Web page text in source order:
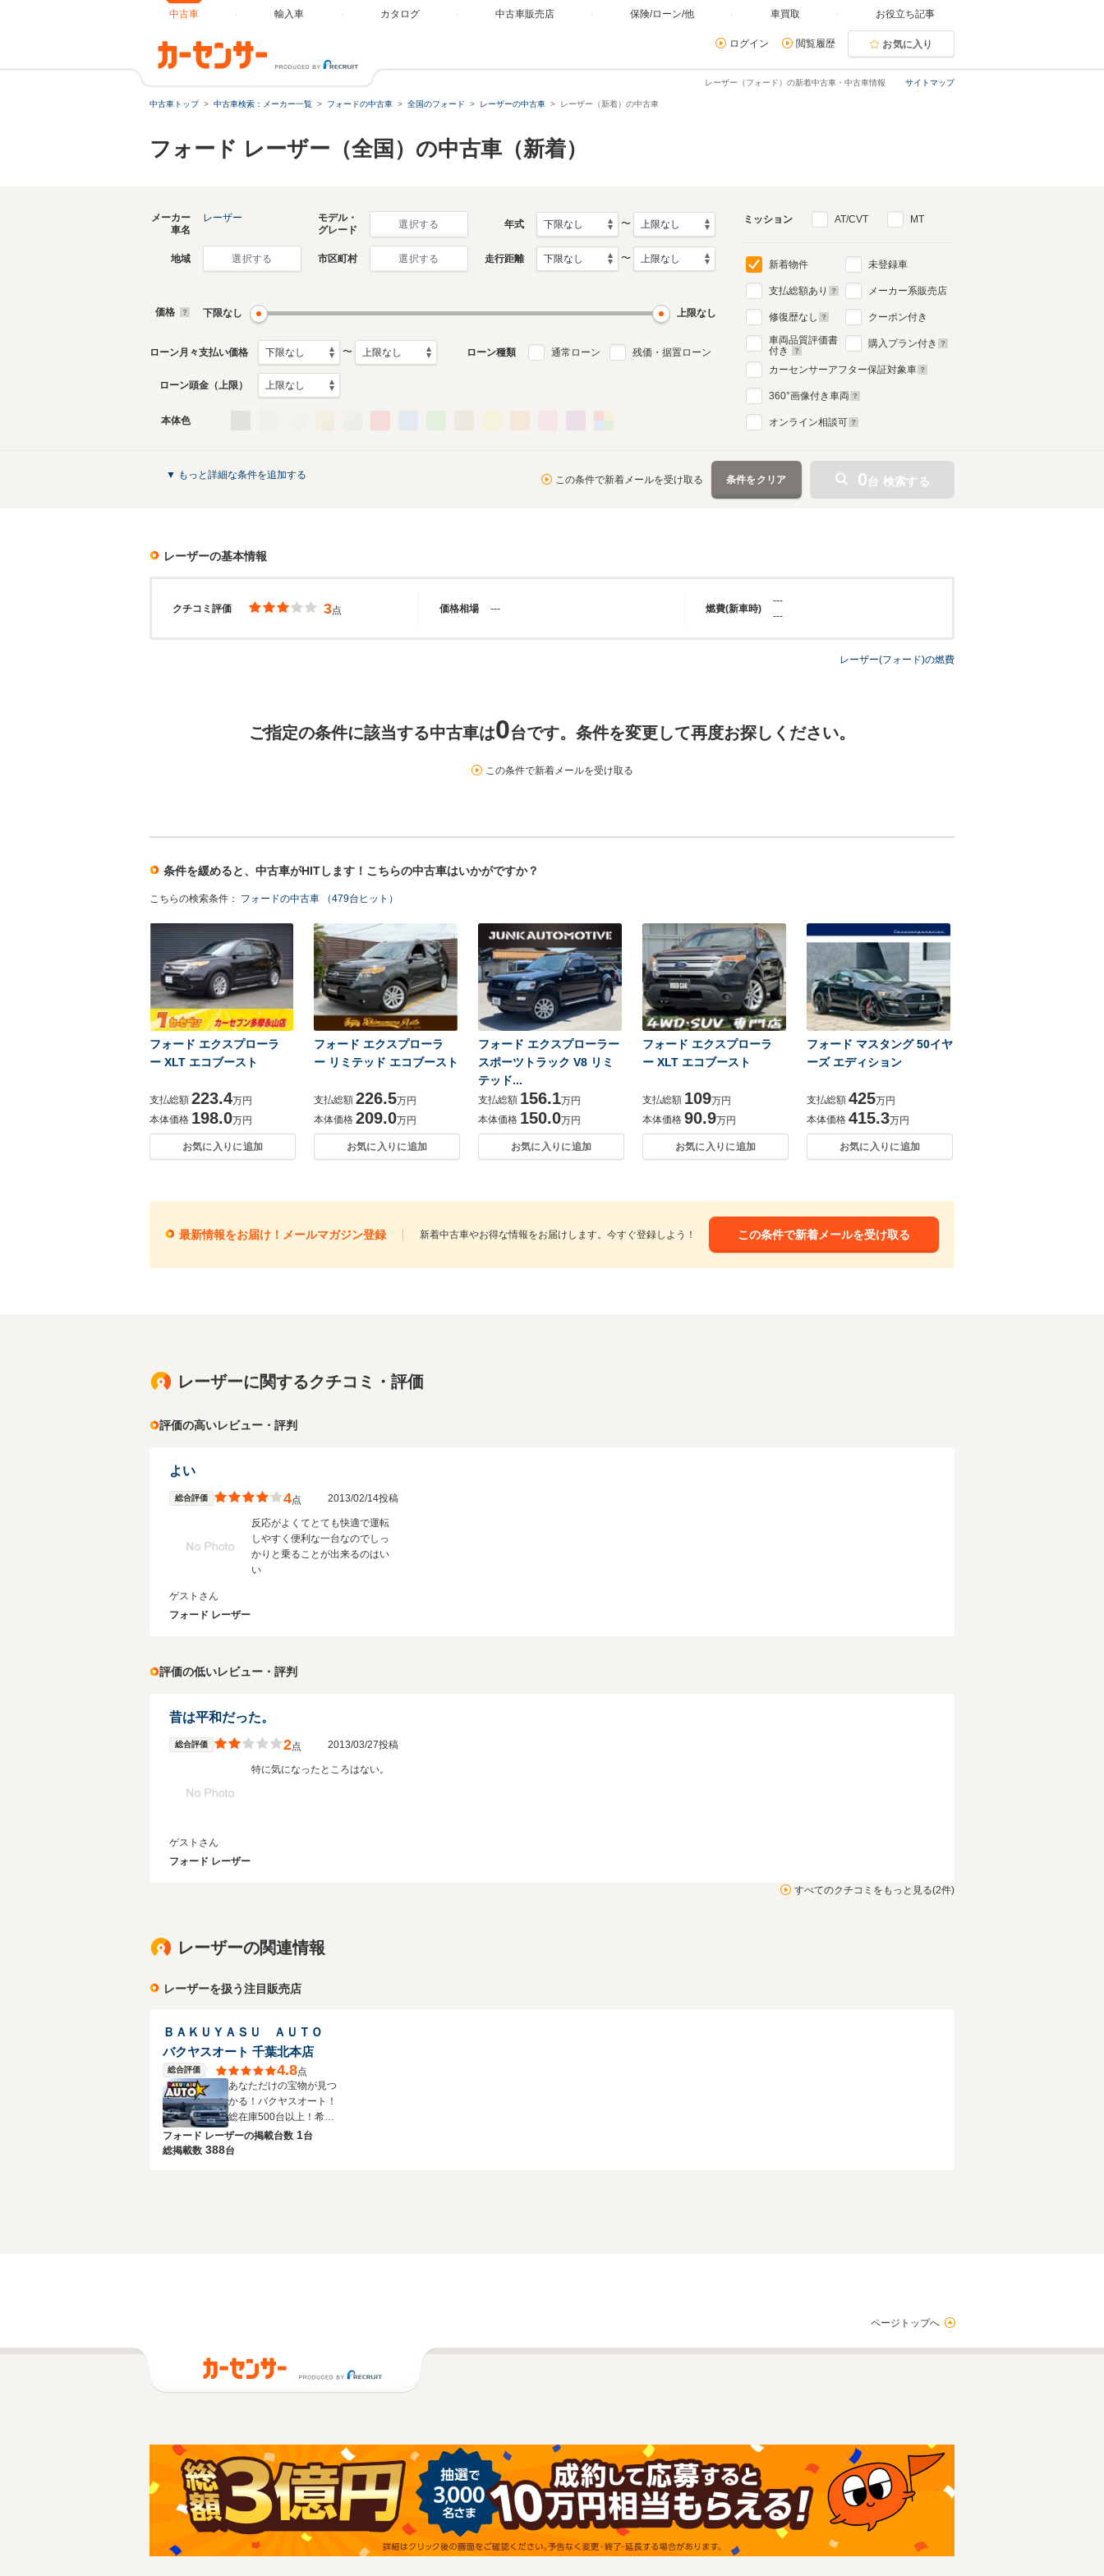
中古車 輸入車 カタログ 中古車販売店 保険/ローン/他 車買取 お役立ち記事
ログイン 閲覧履歴 お気に入り
サイトマップ
レーザー（フォード）の新着中古車・中古車情報
中古車トップ 中古車検索：メーカー一覧 フォードの中古車 全国のフォード レーザーの中古車 レーザー（新着）の中古車
フォード レーザー（全国）の中古車（新着）
メーカー
車名
レーザー
モデル・
グレード
選択する 年式 〜
地域 選択する 市区町村 選択する 走行距離 〜
価格 下限なし 上限なし
ローン月々支払い価格 〜 ローン種類 通常ローン 残価・据置ローン
ローン頭金（上限）
本体色
ミッション AT/CVT MT
新着物件
支払総額あり
修復歴なし
車両品質評価書
付き
未登録車
メーカー系販売店
クーポン付き
購入プラン付き
カーセンサーアフター保証対象車
360°画像付き車両
オンライン相談可
▼ もっと詳細な条件を追加する この条件で新着メールを受け取る 条件をクリア 0台 検索する
レーザーの基本情報
クチコミ評価 価格相場 燃費(新車時)
3点 ---
---
---
レーザー(フォード)の燃費
ご指定の条件に該当する中古車は0台です。条件を変更して再度お探しください。
この条件で新着メールを受け取る
条件を緩めると、中古車がHITします！こちらの中古車はいかがですか？
こちらの検索条件： フォードの中古車 （479台ヒット）
フォード エクスプローラ
ー XLT エコブースト
支払総額 223.4万円
本体価格 198.0万円
お気に入りに追加
フォード エクスプローラ
ー リミテッド エコブースト
支払総額 226.5万円
本体価格 209.0万円
お気に入りに追加
フォード エクスプローラー
スポーツトラック V8 リミ
テッド...
支払総額 156.1万円
本体価格 150.0万円
お気に入りに追加
フォード エクスプローラ
ー XLT エコブースト
支払総額 109万円
本体価格 90.9万円
お気に入りに追加
フォード マスタング 50イヤ
ーズ エディション
支払総額 425万円
本体価格 415.3万円
お気に入りに追加
最新情報をお届け！メールマガジン登録 新着中古車やお得な情報をお届けします。今すぐ登録しよう！ この条件で新着メールを受け取る
レーザーに関するクチコミ・評価
評価の高いレビュー・評判
よい
総合評価 4点 2013/02/14投稿
反応がよくてとても快適で運転
しやすく便利な一台なのでしっ
かりと乗ることが出来るのはい
い
ゲストさん
フォード レーザー
評価の低いレビュー・評判
昔は平和だった。
総合評価 2点 2013/03/27投稿
特に気になったところはない。
ゲストさん
フォード レーザー
すべてのクチコミをもっと見る(2件)
レーザーの関連情報
レーザーを扱う注目販売店
ＢＡＫＵＹＡＳＵ ＡＵＴＯ
バクヤスオート 千葉北本店
総合評価 4.8点
あなただけの宝物が見つ
かる！バクヤスオート！
総在庫500台以上！希少
車・絶版車も！
フォード レーザーの掲載台数 1台
総掲載数 388台
ページトップへ